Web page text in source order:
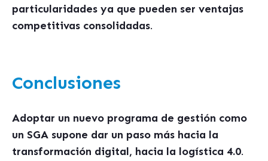
particularidades ya que pueden ser ventajas
competitivas consolidadas.
Conclusiones
Adoptar un nuevo programa de gestión como
un SGA supone dar un paso más hacia la
transformación digital, hacia la logística 4.0.